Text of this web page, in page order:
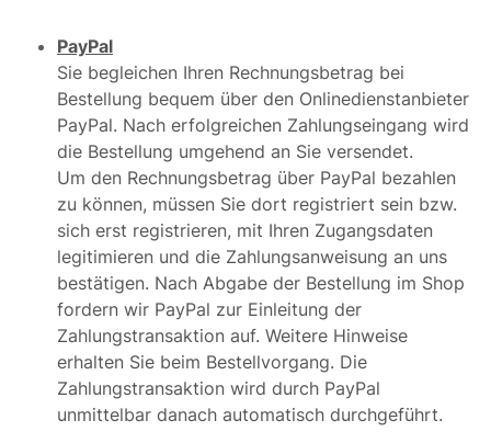
PayPal
Sie begleichen Ihren Rechnungsbetrag bei
Bestellung bequem über den Onlinedienstanbieter
PayPal. Nach erfolgreichen Zahlungseingang wird
die Bestellung umgehend an Sie versendet.
Um den Rechnungsbetrag über PayPal bezahlen
zu können, müssen Sie dort registriert sein bzw.
sich erst registrieren, mit Ihren Zugangsdaten
legitimieren und die Zahlungsanweisung an uns
bestätigen. Nach Abgabe der Bestellung im Shop
fordern wir PayPal zur Einleitung der
Zahlungstransaktion auf. Weitere Hinweise
erhalten Sie beim Bestellvorgang. Die
Zahlungstransaktion wird durch PayPal
unmittelbar danach automatisch durchgeführt.